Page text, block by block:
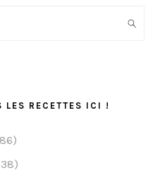
LES RECETTES ICI !